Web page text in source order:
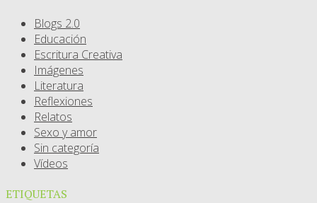
Blogs 2.0
Educación
Escritura Creativa
Imágenes
Literatura
Reflexiones
Relatos
Sexo y amor
Sin categoría
Vídeos
ETIQUETAS